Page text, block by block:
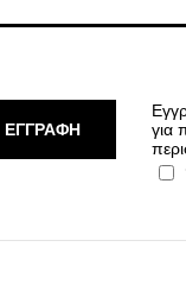
ΕΓΓΡΑΦΗ
για